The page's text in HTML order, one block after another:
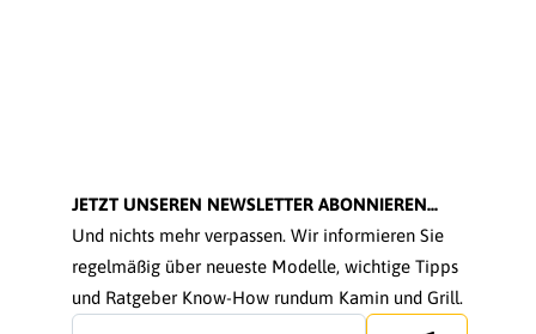
JETZT UNSEREN NEWSLETTER ABONNIEREN...
Und nichts mehr verpassen. Wir informieren Sie
regelmäßig über neueste Modelle, wichtige Tipps
und Ratgeber Know-How rundum Kamin und Grill.